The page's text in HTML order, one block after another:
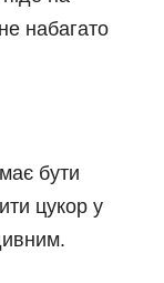
набагато
бути
цукор у